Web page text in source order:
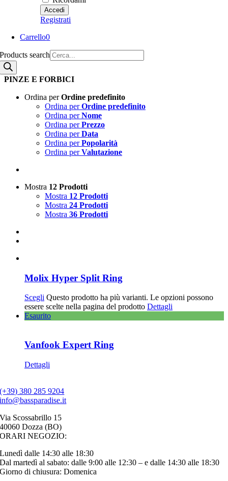
Registrati
Carrello0
Products search
PINZE E FORBICI
Ordina perOrdine predefinito
Ordina perOrdine predefinito
Ordina perNome
Ordina perPrezzo
Ordina perData
Ordina perPopolarità
Ordina perValutazione
Mostra 12 Prodotti
Mostra 12 Prodotti
Mostra 24 Prodotti
Mostra 36 Prodotti
Molix Hyper Split Ring
Scegli Questo prodotto ha più varianti. Le opzioni possono
essere scelte nella pagina del prodotto Dettagli
Esaurito
Vanfook Expert Ring
Dettagli
(+39) 380 285 9204
info@bassparadise.it
Via Scossabrillo 15
40060 Dozza (BO)
ORARI NEGOZIO:
Lunedì dalle 14:30 alle 18:30
Dal martedì al sabato: dalle 9:00 alle 12:30 – e dalle 14:30 alle 18:30
Giorno di chiusura: Domenica